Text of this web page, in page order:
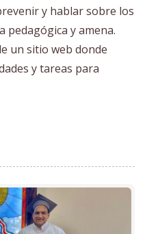
y hablar sobre los
pedagógica y amena.
un sitio web donde
y tareas para